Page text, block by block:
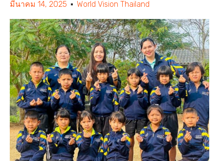
มีนาคม 14, 2025 World Vision Thailand